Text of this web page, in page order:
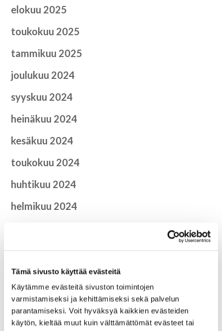
Tämä sivusto käyttää evästeitä
Käytämme evästeitä sivuston toimintojen
varmistamiseksi ja kehittämiseksi sekä palvelun
parantamiseksi. Voit hyväksyä kaikkien evästeiden
käytön, kieltää muut kuin välttämättömät evästeet tai
elokuu 2025
toukokuu 2025
tammikuu 2025
joulukuu 2024
syyskuu 2024
heinäkuu 2024
kesäkuu 2024
toukokuu 2024
huhtikuu 2024
helmikuu 2024
kesäkuu 2023
maaliskuu 2023
tammikuu 2023